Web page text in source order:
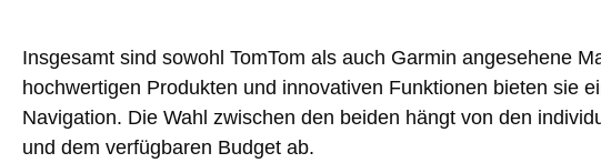
Insgesamt sind sowohl TomTom als auch Garmin angesehene
hochwertigen Produkten und innovativen Funktionen bieten sie
Navigation. Die Wahl zwischen den beiden hängt von den
und dem verfügbaren Budget ab.